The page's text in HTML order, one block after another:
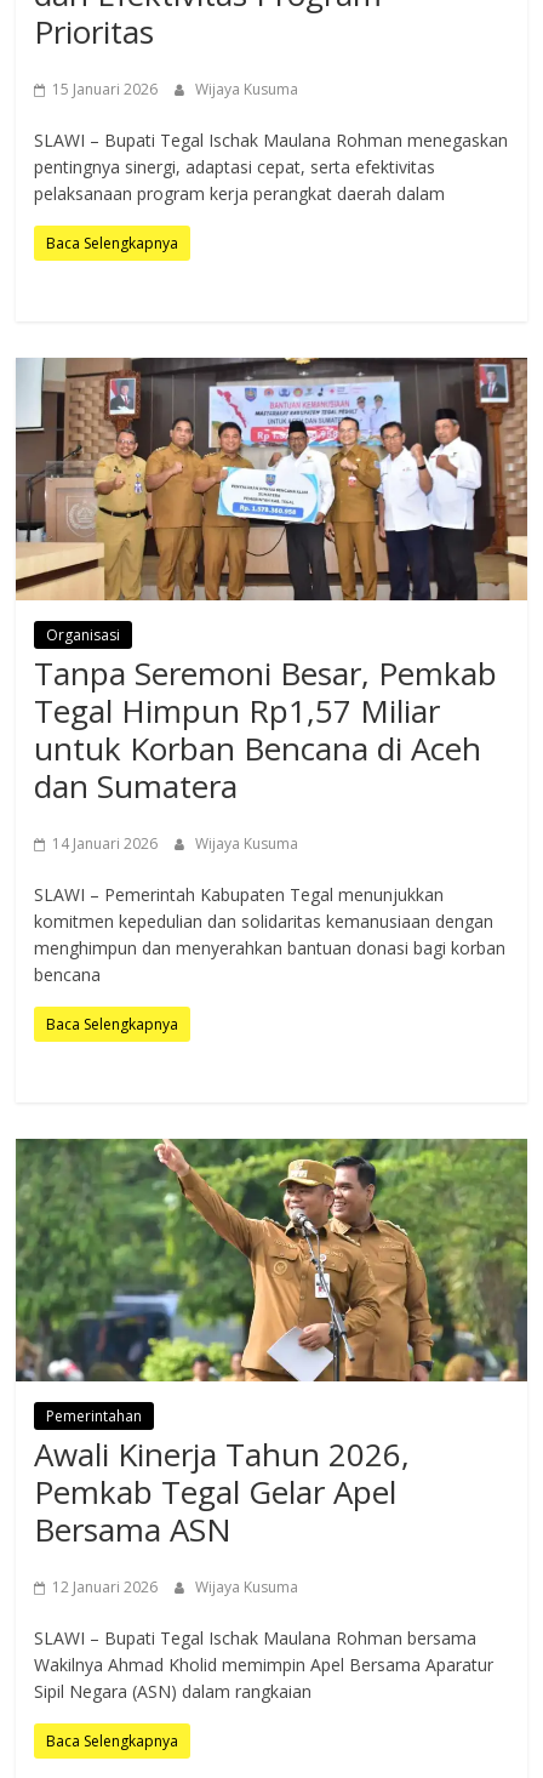
Prioritas
15 Januari 2026 Wijaya Kusuma
SLAWI – Bupati Tegal Ischak Maulana Rohman menegaskan
pentingnya sinergi, adaptasi cepat, serta efektivitas
pelaksanaan program kerja perangkat daerah dalam
Baca Selengkapnya
Organisasi
Tanpa Seremoni Besar, Pemkab
Tegal Himpun Rp1,57 Miliar
untuk Korban Bencana di Aceh
dan Sumatera
14 Januari 2026 Wijaya Kusuma
SLAWI – Pemerintah Kabupaten Tegal menunjukkan
komitmen kepedulian dan solidaritas kemanusiaan dengan
menghimpun dan menyerahkan bantuan donasi bagi korban
bencana
Baca Selengkapnya
Pemerintahan
Awali Kinerja Tahun 2026,
Pemkab Tegal Gelar Apel
Bersama ASN
12 Januari 2026 Wijaya Kusuma
SLAWI – Bupati Tegal Ischak Maulana Rohman bersama
Wakilnya Ahmad Kholid memimpin Apel Bersama Aparatur
Sipil Negara (ASN) dalam rangkaian
Baca Selengkapnya